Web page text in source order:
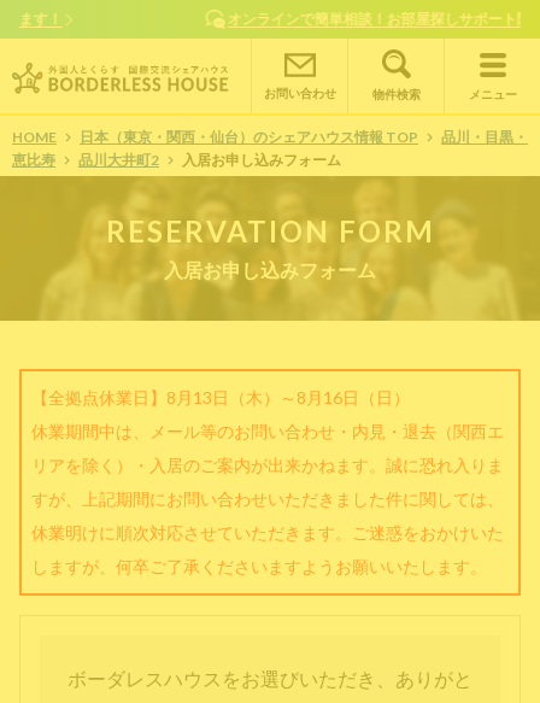
オンラインで簡単相談！お部屋探しサポート随時受付中
お問い合わせ 物件検索 メニュー
HOME 日本（東京・関西・仙台）のシェアハウス情報 TOP
品川・目黒・
恵比寿
品川大井町2 入居お申し込みフォーム
RESERVATION FORM
入居お申し込みフォーム
【全拠点休業日】8月13日（木）～8月16日（日）
休業期間中は、メール等のお問い合わせ・内見・退去（関西エ
リアを除く）・入居のご案内が出来かねます。誠に恐れ入りま
すが、上記期間にお問い合わせいただきました件に関しては、
休業明けに順次対応させていただきます。ご迷惑をおかけいた
しますが、何卒ご了承くださいますようお願いいたします。
ボーダレスハウスをお選びいただき、ありがと